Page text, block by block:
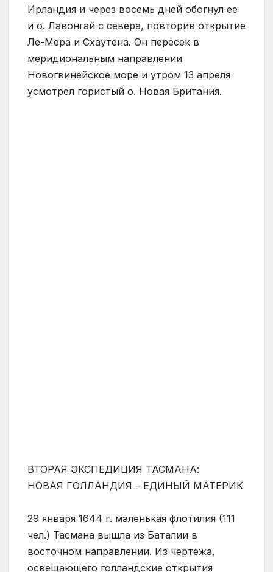
Ирландия и через восемь дней обогнул ее
и о. Лавонгай с севера, повторив открытие
Ле-Мера и Схаутена. Он пересек в
меридиональным направлении
Новогвинейское море и утром 13 апреля
усмотрел гористый о. Новая Британия.
ВТОРАЯ ЭКСПЕДИЦИЯ ТАСМАНА:
НОВАЯ ГОЛЛАНДИЯ – ЕДИНЫЙ МАТЕРИК
29 января 1644 г. маленькая флотилия (111
чел.) Тасмана вышла из Баталии в
восточном направлении. Из чертежа,
освещающего голландские открытия